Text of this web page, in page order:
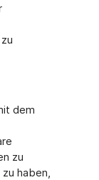
dem
zu
haben,